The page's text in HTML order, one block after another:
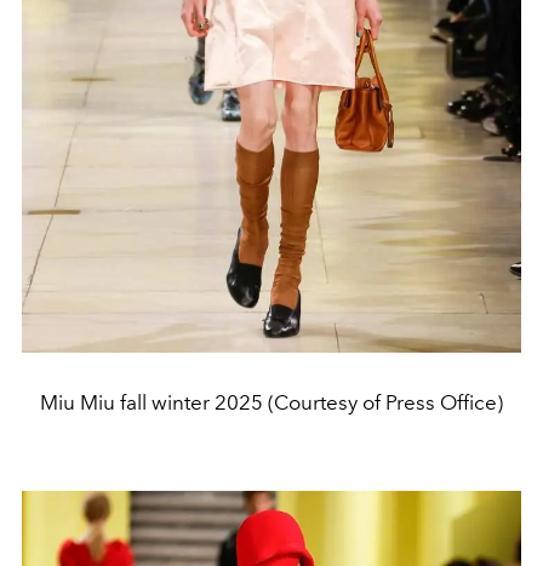
Miu Miu fall winter 2025 (Courtesy of Press Office)